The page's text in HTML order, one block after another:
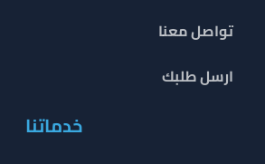
تواصل معنا
ارسل طلبك
خدماتنا